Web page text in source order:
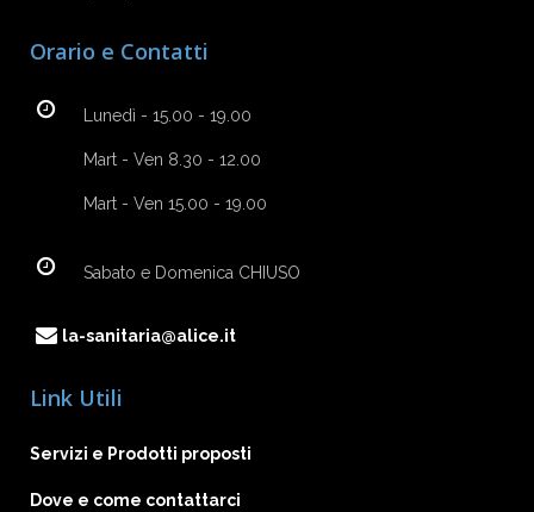
Orario e Contatti
Lunedì - 15.00 - 19.00
Mart - Ven 8.30 - 12.00
Mart - Ven 15.00 - 19.00
Sabato e Domenica CHIUSO
la-sanitaria@alice.it
Link Utili
Servizi e Prodotti proposti
Dove e come contattarci